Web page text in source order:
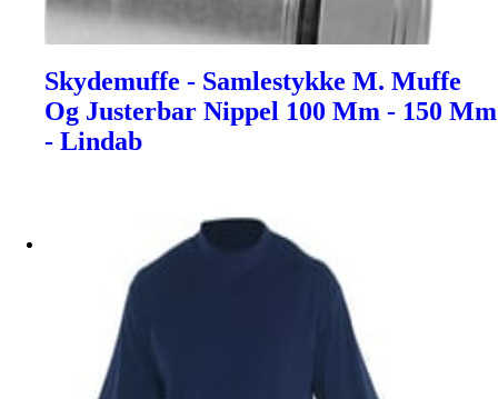
Skydemuffe - Samlestykke M. Muffe
Og Justerbar Nippel 100 Mm - 150 Mm
- Lindab